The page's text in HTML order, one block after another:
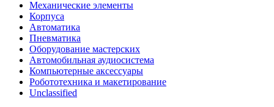
Механические элементы
Корпуса
Автоматика
Пневматика
Оборудование мастерских
Автомобильная аудиосистема
Компьютерные аксессуары
Робототехника и макетирование
Unclassified